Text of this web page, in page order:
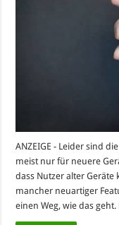
ANZEIGE - Leider sind
meist nur für neuere
dass Nutzer alter Geräte
mancher neuartiger
einen Weg, wie das